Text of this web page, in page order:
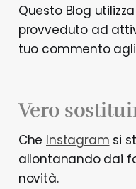
Questo Blog
provveduto ad
tuo commento
Vero
Che Instagram si
allontanando dai
novità.